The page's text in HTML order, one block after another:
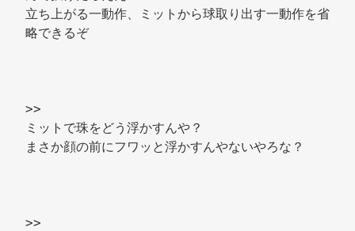
立ち上がる一動作、ミットから球取り出す一動作を省
略できるぞ
>>
ミットで珠をどう浮かすんや？
まさか顔の前にフワッと浮かすんやないやろな？
>>